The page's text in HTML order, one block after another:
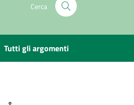
Cerca
Tutti gli argomenti